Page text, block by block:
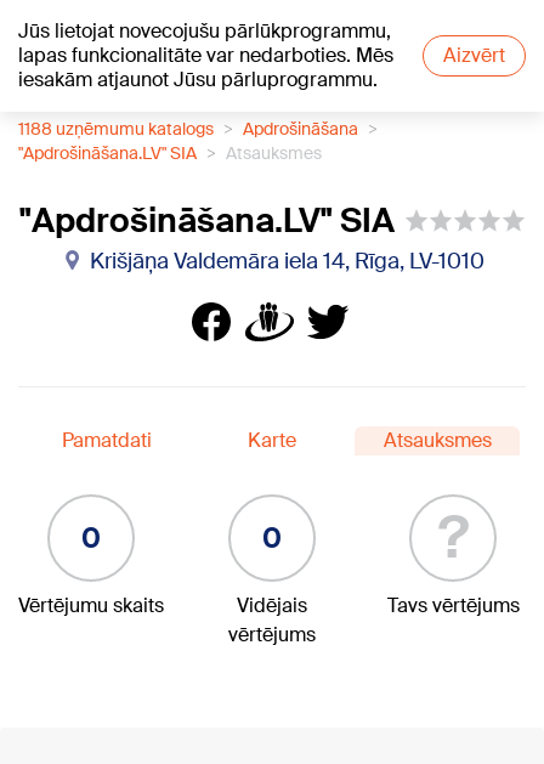
Jūs lietojat novecojušu pārlūkprogrammu,
lapas funkcionalitāte var nedarboties. Mēs
iesakām atjaunot Jūsu pārluprogrammu.
Aizvērt
+15°C
1188 uzņēmumu katalogs
Apdrošināšana
"Apdrošināšana.LV" SIA
Atsauksmes
"Apdrošināšana.LV" SIA
Krišjāņa Valdemāra iela 14, Rīga, LV-1010
Pamatdati Karte Atsauksmes
0
Vērtējumu skaits
0
Vidējais
vērtējums
?
Tavs vērtējums